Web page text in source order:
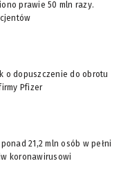
prawie 50 mln razy.
o dopuszczenie do obrotu
Pfizer
21,2 mln osób w pełni
koronawirusowi